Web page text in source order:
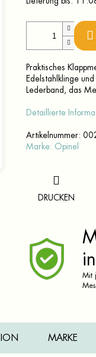
Praktisches
Edelstahlklinge
Lederband, das
Detaillierte
Artikelnummer:
Marke: Opinel
DRUCKEN
Mit
MARKE